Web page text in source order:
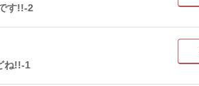
す!!-2
ね!!-1